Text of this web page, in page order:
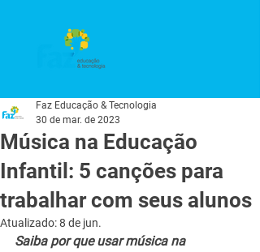
Música na Educação
Infantil: 5 canções para
trabalhar com seus alunos
Faz Educação & Tecnologia
30 de mar. de 2023
Atualizado:8 de jun.
Saiba por que usar música na